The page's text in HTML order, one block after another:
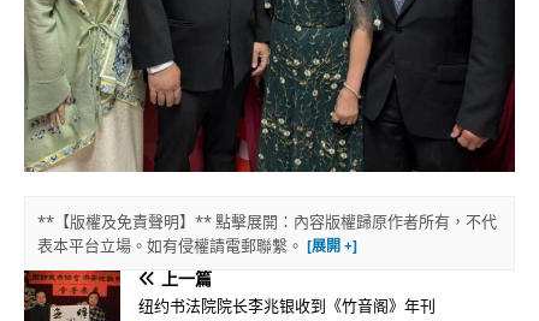
**【版權及免責聲明】** 點擊展開：內容版權歸原作者所有，不代
表本平台立場。如有侵權請電郵聯繫。
上一篇
纽约书法院院长李兆银收到《竹音阁》年刊